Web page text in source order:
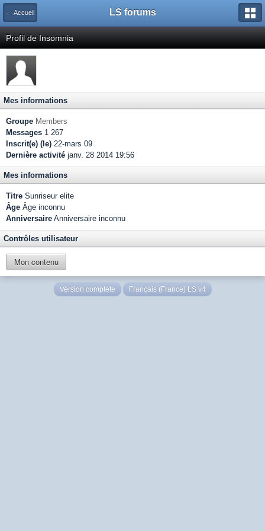
← Accueil LS forums
Profil de Insomnia
Mes informations
Groupe Members
Messages 1 267
Inscrit(e) (le) 22-mars 09
Dernière activité janv. 28 2014 19:56
Mes informations
Titre Sunriseur elite
Âge Âge inconnu
Anniversaire Anniversaire inconnu
Contrôles utilisateur
Mon contenu
Version complète Français (France) LS v4